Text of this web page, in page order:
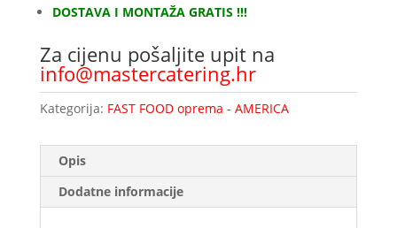
DOSTAVA I MONTAŽA GRATIS !!!
Za cijenu pošaljite upit na
info@mastercatering.hr
Kategorija: FAST FOOD oprema - AMERICA
Opis
Dodatne informacije